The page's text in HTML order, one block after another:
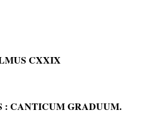
CXXIX
: CANTICUM GRADUUM.